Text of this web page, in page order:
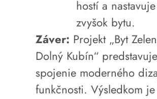
hostí a
zvyšok bytu.
Záver: Projekt „Byt
Dolný Kubín“
spojenie moderného
funkčnosti. Výsledkom